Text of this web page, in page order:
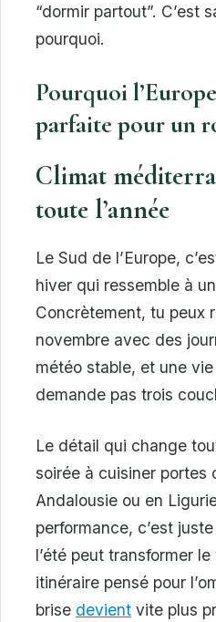
“dormir partout”. C’est
pourquoi.
Pourquoi
parfaite pour un
Climat
toute l’année
Le Sud de l’Europe,
hiver qui ressemble à
Concrètement, tu peux
novembre avec des
météo stable, et une
demande pas trois
Le détail qui change
soirée à cuisiner portes
Andalousie ou en
performance, c’est
l’été peut transformer
itinéraire pensé pour
brise devient vite plus